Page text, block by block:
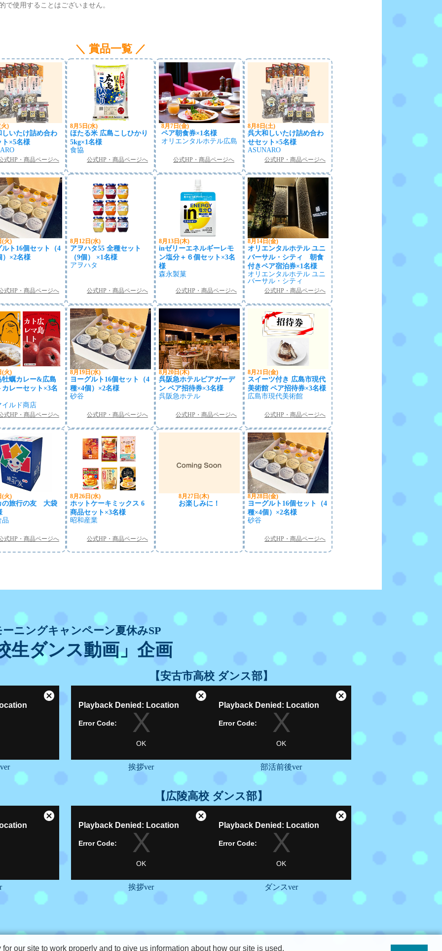
で使用することはございません。
＼ 賞品一覧 ／
火)
しいたけ詰め合わ
ト×5名様
式HP・商品ページへ
8月5日(水)
ほたる米 広島こしひかり
5kg×1名様
食協
公式HP・商品ページへ
8月7日(金)
ペア朝食券×1名様
オリエンタルホテル広島
公式HP・商品ページへ
8月8日(土)
呉大和しいたけ詰め合わ
せセット×5名様
ASUNARO
公式HP・商品ページへ
(火)
ルト16個セット（4
）×2名様
式HP・商品ページへ
8月12日(水)
アヲハタ55 全種セット
（9個） ×1名様
アヲハタ
公式HP・商品ページへ
8月13日(木)
inゼリーエネルギーレモ
ン塩分＋６個セット×3名
様
森永製菓
公式HP・商品ページへ
8月14日(金)
オリエンタルホテル ユニ
バーサル・シティ 朝食
付きペア宿泊券×1名様
オリエンタルホテル ユニ
バーサル・シティ
公式HP・商品ページへ
(火)
牡蠣カレー&広島
カレーセット×3名
イルド商店
式HP・商品ページへ
8月19日(水)
ヨーグルト16個セット（4
種×4個）×2名様
砂谷
公式HP・商品ページへ
8月20日(木)
呉阪急ホテルビアガーデ
ン ペア招待券×3名様
呉阪急ホテル
公式HP・商品ページへ
8月21日(金)
スイーツ付き 広島市現代
美術館 ペア招待券×3名様
広島市現代美術館
公式HP・商品ページへ
(火)
の旅行の友 大袋
品
式HP・商品ページへ
8月26日(水)
ホットケーキミックス 6
商品セット×3名様
昭和産業
公式HP・商品ページへ
8月27日(木)
お楽しみに！
8月28日(金)
ヨーグルト16個セット（4
種×4個）×2名様
砂谷
公式HP・商品ページへ
ニングキャンペーン夏休みSP
生ダンス動画」企画
【安古市高校 ダンス部】
挨拶ver 部活前後ver
【広陵高校 ダンス部】
挨拶ver ダンスver
our site to work properly and to give us information about how our site is used.